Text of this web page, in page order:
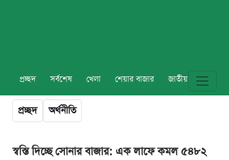
প্রচ্ছদ সর্বশেষ খেলা শেয়ার বাজার জাতীয় বিশ্ব
প্রচ্ছদ অর্থনীতি
স্বস্তি দিচ্ছে সোনার বাজার: এক লাফে কমল ৫৪৮২